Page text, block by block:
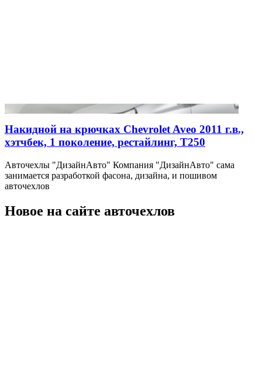
Накидной на крючках Chevrolet Aveo 2011 г.в.,
хэтчбек, 1 поколение, рестайлинг, T250
Авточехлы "ДизайнАвто" Компания "ДизайнАвто" сама
занимается разработкой фасона, дизайна, и пошивом
авточехлов
Новое на сайте авточехлов